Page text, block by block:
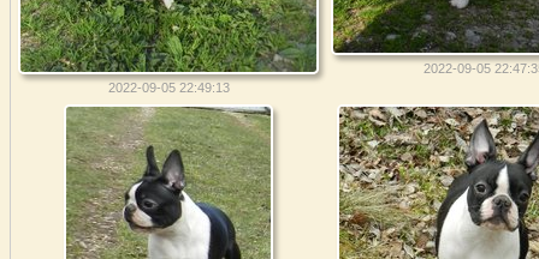
2022-09-05 22:49:13
2022-09-05